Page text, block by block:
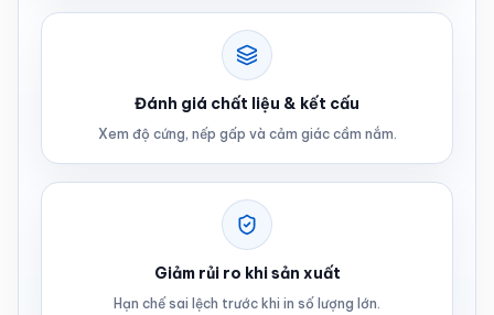
Đánh giá chất liệu & kết cấu
Xem độ cứng, nếp gấp và cảm giác cầm nắm.
Giảm rủi ro khi sản xuất
Hạn chế sai lệch trước khi in số lượng lớn.